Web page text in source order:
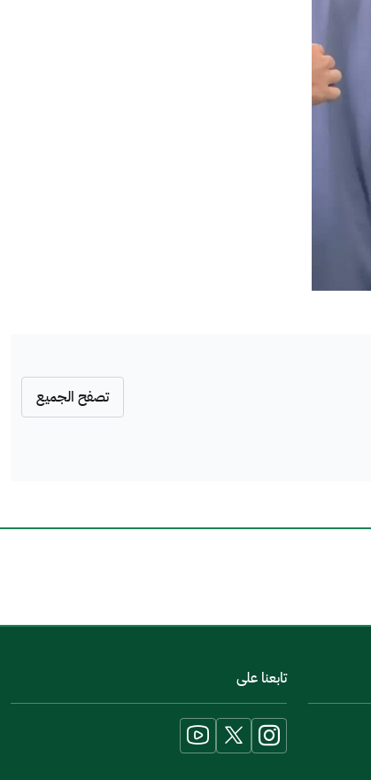
تصفح الجميع
اخبرنا عن تجربتك في هذه الخدمة
تابعنا على